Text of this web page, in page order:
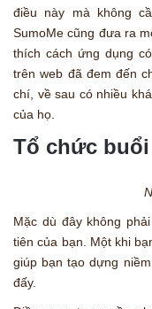
điều này mà không
SumoMe cũng đưa ra
thích cách ứng dụng
trên web đã đem đến
chí, về sau có nhiều
của họ.
Tổ chức buổi
Mặc dù đây không
tiên của bạn. Một khi
giúp bạn tạo dựng
đấy.